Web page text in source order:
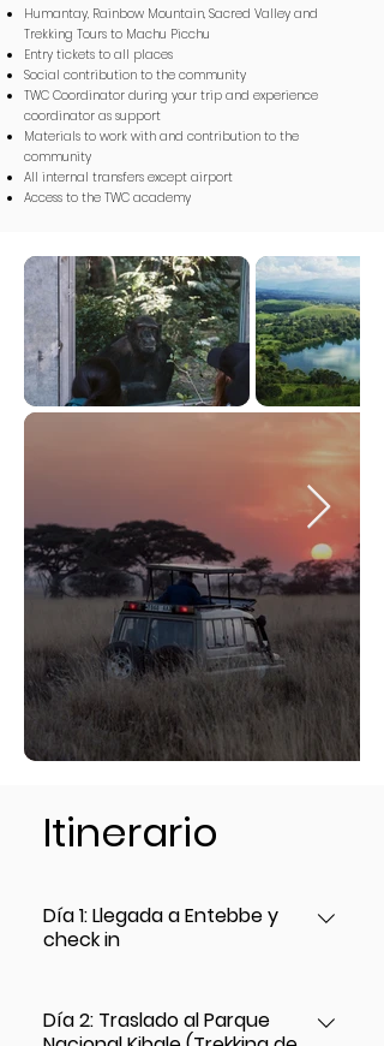
Humantay, Rainbow Mountain, Sacred Valley and
Trekking Tours to Machu Picchu
Entry tickets to all places
Social contribution to the community
TWC Coordinator during your trip and experience
coordinator as support
Materials to work with and contribution to the
community
All internal transfers except airport
Access to the TWC academy
Itinerario
Día 1: Llegada a Entebbe y
check in
emoción de la llegada, cuando el
Día 2: Traslado al Parque